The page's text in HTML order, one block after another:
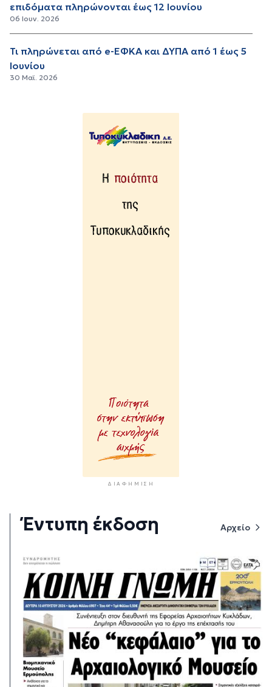
επιδόματα πληρώνονται έως 12 Ιουνίου
06 Ιουν. 2026
Τι πληρώνεται από e-ΕΦΚΑ και ΔΥΠΑ από 1 έως 5
Iουνίου
30 Μαϊ. 2026
ΔΙΑΦΉΜΙΣΗ
Έντυπη έκδοση Αρχείο